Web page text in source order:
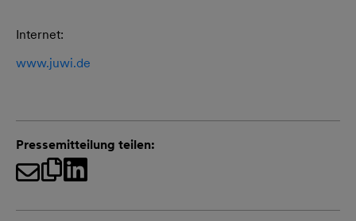
Internet:
www.juwi.de
Pressemitteilung teilen: